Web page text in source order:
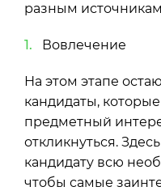
разным
Вовлечение
На этом этапе
кандидаты,
предметный
откликнуться.
кандидату всю
чтобы самые